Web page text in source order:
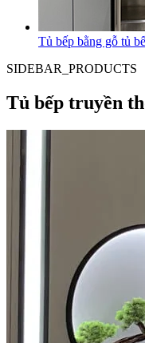
Tủ bếp bằng gỗ tủ
SIDEBAR_PRODUCTS
Tủ bếp truyền